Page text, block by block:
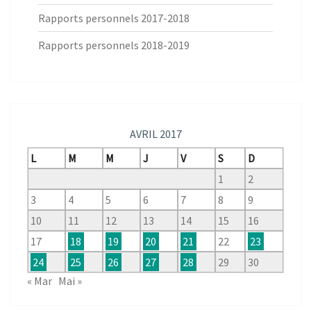
Rapports personnels 2017-2018
Rapports personnels 2018-2019
AVRIL 2017
L
M M J V S
D
1
2
3
4 5 6 7 8
9
10
11 12 13 14 15
16
17
18 19 20 21 22
23
24
25 26 27 28 29
30
« Mar Mai »